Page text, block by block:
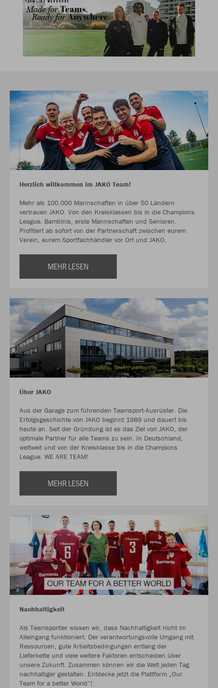
Herzlich willkommen im JAKO Team!
Mehr als 100.000 Mannschaften in über 50 Ländern
vertrauen JAKO. Von den Kreisklassen bis in die Champions
League. Bambinis, erste Mannschaften und Senioren.
Profitiert ab sofort von der Partnerschaft zwischen eurem
Verein, eurem Sportfachhändler vor Ort und JAKO.
MEHR LESEN
Über JAKO
Aus der Garage zum führenden Teamsport-Ausrüster. Die
Erfolgsgeschichte von JAKO beginnt 1989 und dauert bis
heute an. Seit der Gründung ist es das Ziel von JAKO, der
optimale Partner für alle Teams zu sein. In Deutschland,
weltweit und von der Kreisklasse bis in die Champions
League. WE ARE TEAM!
MEHR LESEN
Nachhaltigkeit
Als Teamsportler wissen wir, dass Nachhaltigkeit nicht im
Alleingang funktioniert. Der verantwortungsvolle Umgang mit
Ressourcen, gute Arbeitsbedingungen entlang der
Lieferkette und viele weitere Faktoren entscheiden über
unsere Zukunft. Zusammen können wir die Welt jeden Tag
nachhaltiger gestalten. Entdecke jetzt die Plattform „Our
Team for a better World“!